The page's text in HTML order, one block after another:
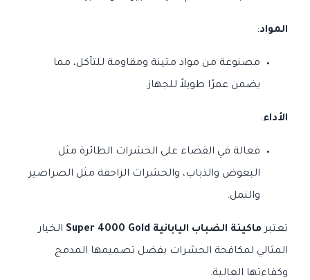
المواد:
مصنوعة من مواد متينة ومقاومة للتآكل، مما
يضمن عمرًا طويلاً للجهاز.
الأداء:
فعالة في القضاء على الحشرات الطائرة مثل
البعوض والذباب، والحشرات الزاحفة مثل الصراصير
والنمل.
تعتبر ماكينة الضباب اليابانية Super 4000 Gold
الخيار
المثالي لمكافحة الحشرات بفضل تصميمها المدمج
وكفاءتها العالية.